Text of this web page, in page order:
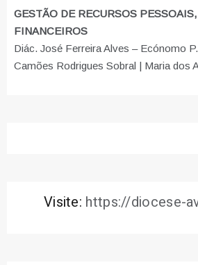
GESTÃO DE RECURSOS
FINANCEIROS
Diác. José Ferreira Alves – Ecónomo
Camões Rodrigues Sobral | Maria dos
Visite: https://diocese-